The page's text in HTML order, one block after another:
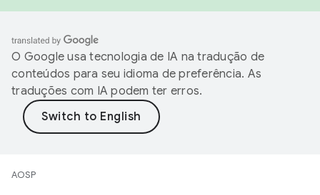
O Google usa tecnologia de IA na tradução de
conteúdos para seu idioma de preferência. As
traduções com IA podem ter erros.
AOSP